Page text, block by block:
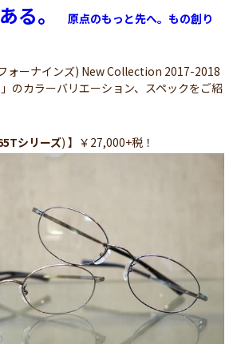
る。
原点のもっと先へ。もの創り
ォーナインズ) New Collection 2017-2018
のカラーバリエーション、スペックをご紹
シリーズ) 】￥27,000+税！